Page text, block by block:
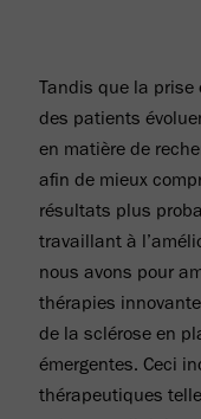
Tandis que la prise
des patients
en matière de
afin de mieux
résultats plus
travaillant à
nous avons pour
thérapies
de la sclérose en
émergentes. Ceci
thérapeutiques